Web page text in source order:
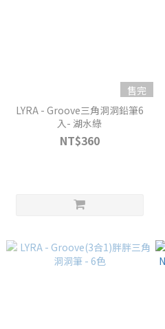
售完
LYRA - Groove三角洞洞鉛筆6
入- 湖水綠
NT$360